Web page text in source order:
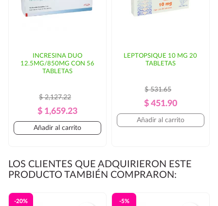
INCRESINA DUO
12.5MG/850MG CON 56
TABLETAS
Precio
Regular
$ 2,127.22
Precio
$ 1,659.23
Añadir al carrito
LEPTOPSIQUE 10 MG 20
TABLETAS
Precio
Regular
$ 531.65
Precio
$ 451.90
Añadir al carrito
LOS CLIENTES QUE ADQUIRIERON ESTE
PRODUCTO TAMBIÉN COMPRARON:
-20% -5%